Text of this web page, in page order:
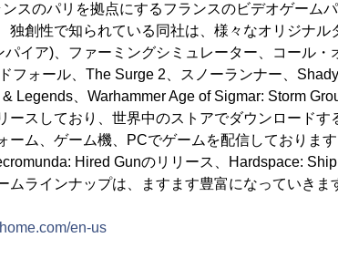
スのパリを拠点にするフランスのビデオゲームパ
独創性で知られている同社は、様々なオリジナル
イア)、ファーミングシミュレーター、コール・
フォール、The Surge 2、スノーランナー、
Legends、Warhammer Age of Sigmar: Storm
ースしており、世界中のストアでダウンロードす
ーム、ゲーム機、PCでゲームを配信しておりま
Hired Gunのリリース、Hardspace:
ムラインナップは、ますます豊富になっていきま
en-us